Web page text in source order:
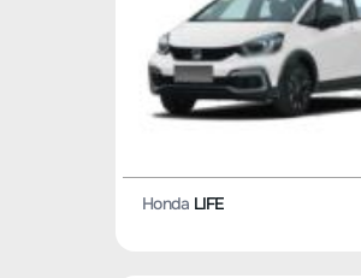
Honda LIFE